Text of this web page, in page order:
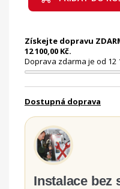
Získejte dopravu
12 100,00 Kč.
Doprava zdarma je od 12
Dostupná doprava
Instalace bez